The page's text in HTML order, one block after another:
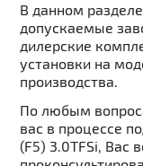
В данном
допускаемые
дилерские
установки на
производства.
По любым
вас в процессе
(F5) 3.0TFSi, Вас